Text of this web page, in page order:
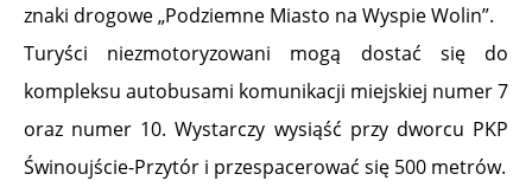
znaki drogowe „Podziemne Miasto na Wyspie Wolin”.
Turyści niezmotoryzowani mogą dostać się do
kompleksu autobusami komunikacji miejskiej numer 7
oraz numer 10. Wystarczy wysiąść przy dworcu PKP
Świnoujście-Przytór i przespacerować się 500 metrów.